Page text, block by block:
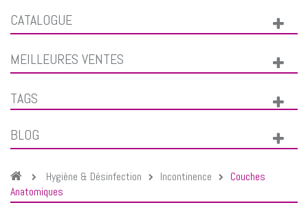
CATALOGUE
MEILLEURES VENTES
TAGS
BLOG
Hygiène & Désinfection Incontinence
Couches
Anatomiques